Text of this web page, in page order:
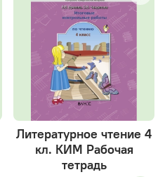
Литературное чтение 4
кл. КИМ Рабочая
тетрадь